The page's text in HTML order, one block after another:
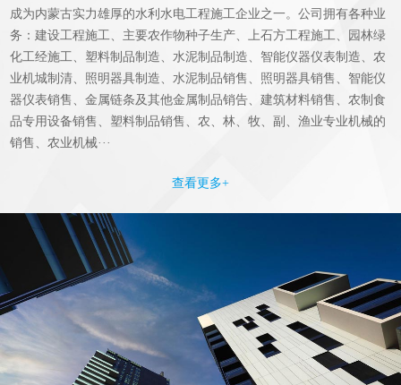
成为内蒙古实力雄厚的水利水电工程施工企业之一。公司拥有各种业
务：建设工程施工、主要农作物种子生产、上石方工程施工、园林绿
化工经施工、塑料制品制造、水泥制品制造、智能仪器仪表制造、农
业机城制清、照明器具制造、水泥制品销售、照明器具销售、智能仪
器仪表销售、金属链条及其他金属制品销告、建筑材料销售、农制食
品专用设备销售、塑料制品销售、农、林、牧、副、渔业专业机械的
销售、农业机械···
查看更多+